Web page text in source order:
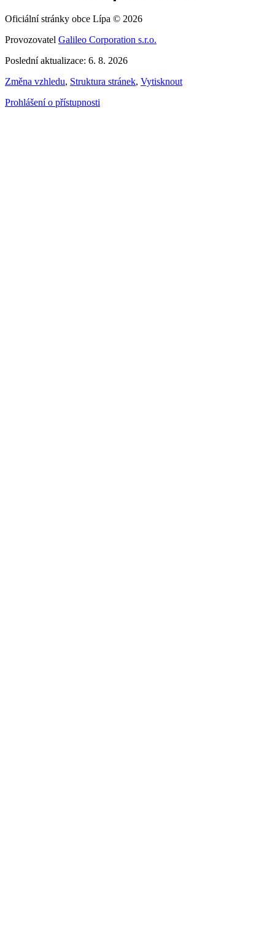
Oficiální stránky obce Lípa © 2026
Provozovatel Galileo Corporation s.r.o.
Poslední aktualizace: 6. 8. 2026
Změna vzhledu, Struktura stránek, Vytisknout
Prohlášení o přístupnosti